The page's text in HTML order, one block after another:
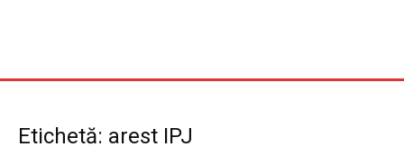
Etichetă: arest IPJ